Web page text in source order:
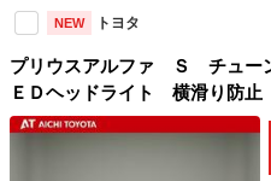
NEW トヨタ
プリウスアルファ Ｓ チュ
ＥＤヘッドライト 横滑り防
サイドカーテンエアバック
スマートキー アルミホイー